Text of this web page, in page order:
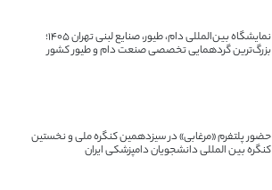
نمایشگاه بین‌المللی دام، طیور، صنایع لبنی تهران ۱۴۰۵؛
بزرگ‌ترین گردهمایی تخصصی صنعت دام و طیور کشور
حضور پلتفرم «مرغابی» در سیزدهمین کنگره ملی و نخستین
کنگره بین ‌المللی دانشجویان دامپزشکی ایران